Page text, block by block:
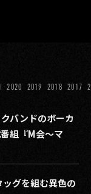
2020 2019 2018 2017
バンドのボーカ
組『M会～マ
グを組む異色の